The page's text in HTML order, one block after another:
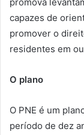
promova
capazes de
promover o
residentes em
O plano
O PNE é um
período de dez